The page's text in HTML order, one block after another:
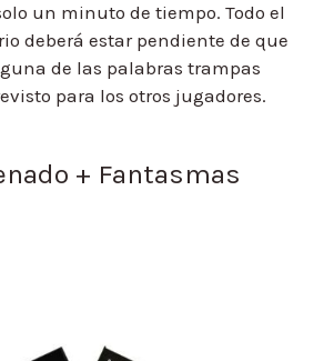
un minuto de tiempo. Todo el
deberá estar pendiente de que
de las palabras trampas
para los otros jugadores.
+ Fantasmas